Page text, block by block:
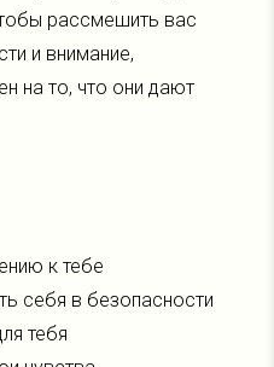
рассмешить вас
и внимание,
на то, что они дают
к тебе
себя в безопасности
тебя